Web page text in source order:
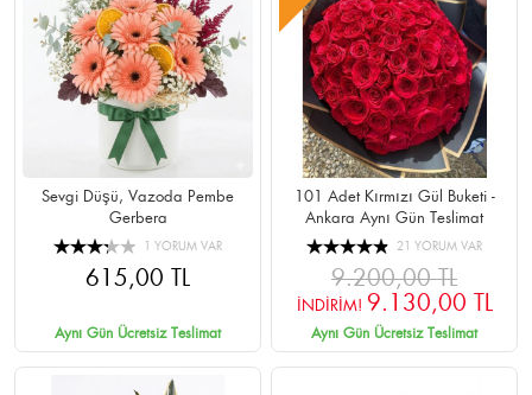
Sevgi Düşü, Vazoda Pembe
Gerbera
1 YORUM VAR
615,00 TL
Aynı Gün Ücretsiz Teslimat
101 Adet Kırmızı Gül Buketi -
Ankara Aynı Gün Teslimat
21 YORUM VAR
9.200,00 TL
İNDİRİM! 9.130,00 TL
Aynı Gün Ücretsiz Teslimat